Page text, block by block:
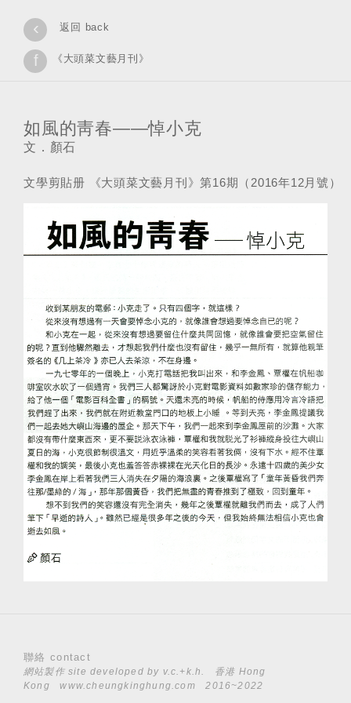
‹ 返回 back
f 《大頭菜文藝月刊》
如風的靑春——悼小克
文．顏石
文學剪貼册 《大頭菜文藝月刊》第16期（2016年12月號）
聯絡 contact
網站製作 site developed by v.c.+k.h.
香港 Hong
Kongwww.cheungkinghung.com 2016~2022